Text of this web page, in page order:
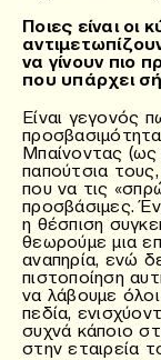
Ποιες είναι οι
να γίνουν πιο
που υπάρχει
Είναι γεγονός
Μπαίνοντας (ως
παπούτσια
που να τις
προσβάσιμες.
η θέσπιση
θεωρούμε μια
αναπηρία, ενώ
πιστοποίηση
να λάβουμε
πεδία,
συχνά κάποιο
στην εταιρεία